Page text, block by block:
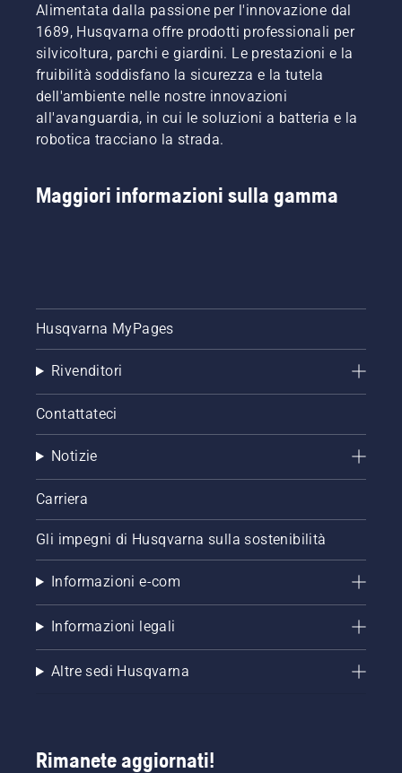
Alimentata dalla passione per l'innovazione dal
1689, Husqvarna offre prodotti professionali per
silvicoltura, parchi e giardini. Le prestazioni e la
fruibilità soddisfano la sicurezza e la tutela
dell'ambiente nelle nostre innovazioni
all'avanguardia, in cui le soluzioni a batteria e la
robotica tracciano la strada.
Maggiori informazioni sulla gamma
Husqvarna MyPages
Rivenditori
Contattateci
Notizie
Carriera
Gli impegni di Husqvarna sulla sostenibilità
Informazioni e-com
Informazioni legali
Altre sedi Husqvarna
Rimanete aggiornati!